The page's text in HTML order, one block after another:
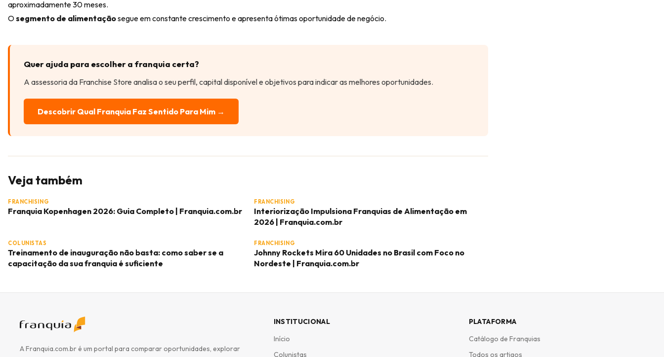
aproximadamente 30 meses.
Osegmento de alimentaçãosegue em constante crescimento e apresenta ótimas oportunidade de negócio.
Quer ajuda para escolher a franquia certa?
A assessoria da Franchise Store analisa o seu perfil, capital disponível e objetivos para indicar as melhores oportunidades.
Descobrir Qual Franquia Faz Sentido Para Mim →
Veja também
FRANCHISING
Franquia Kopenhagen 2026: Guia Completo | Franquia.com.br
FRANCHISING
Interiorização Impulsiona Franquias de Alimentação em
2026 | Franquia.com.br
COLUNISTAS
Treinamento de inauguração não basta: como saber se a
capacitação da sua franquia é suficiente
FRANCHISING
Johnny Rockets Mira 60 Unidades no Brasil com Foco no
Nordeste | Franquia.com.br
A Franquia.com.br é um portal para comparar oportunidades, explorar
INSTITUCIONAL
Início
Colunistas
PLATAFORMA
Catálogo de Franquias
Todos os artigos